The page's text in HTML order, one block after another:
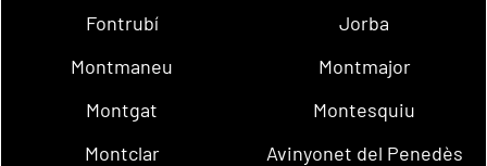
Fontrubí
Jorba
Montmaneu
Montmajor
Montgat
Montesquiu
Montclar
Avinyonet del Penedès